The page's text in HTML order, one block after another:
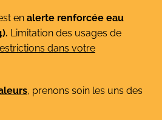
en alerte renforcée eau
Limitation des usages de
dans votre
, prenons soin les uns des